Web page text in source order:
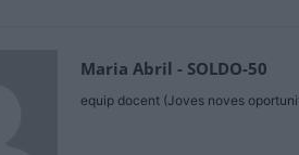
Maria Abril - SOLDO-50
equip docent (Joves noves